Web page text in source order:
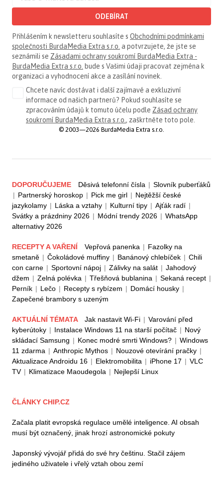
ODEBÍRAT
Přihlášením k newsletteru souhlasíte s Obchodními podmínkami
společnosti BurdaMedia Extra s.r.o. a potvrzujete, že jste se
seznámili se Zásadami ochrany soukromí BurdaMedia Extra -
BurdaMedia Extra s.r.o. bude s Vašimi údaji pracovat zejména k
organizaci a vyhodnocení akce a zasílání novinek.
Chcete navíc dostávat i další zajímavé a exkluzivní
informace od našich partnerů? Pokud souhlasíte se
zpracováním údajů k tomuto účelu podle Zásad ochrany
soukromí BurdaMedia Extra s.r.o. , zaškrtněte toto pole.
© 2003—2026 BurdaMedia Extra s.r.o.
DOPORUČUJEME Děsivá telefonní čísla | Slovník puberťáků
| Partnerský horoskop | Pick me girl | Nejtěžší české
jazykolamy | Láska a vztahy | Kulturní tipy | Ajťák radí |
Svátky a prázdniny 2026 | Módní trendy 2026 | WhatsApp
alternativy 2026
RECEPTY A VAŘENÍ Vepřová panenka | Fazolky na
smetaně | Čokoládové muffiny | Banánový chlebíček | Chili
con carne | Sportovní nápoj | Zálivky na salát | Jahodový
džem | Zelná polévka | Třešňová bublanina | Sekaná recept |
Perník | Lečo | Recepty s rybízem | Domácí housky |
Zapečené brambory s uzeným
AKTUÁLNÍ TÉMATA Jak nastavit Wi-Fi | Varování před
kyberútoky | Instalace Windows 11 na starší počítač | Nový
skládací Samsung | Konec modré smrti Windows? | Windows
11 zdarma | Anthropic Mythos | Nouzové otevírání pračky |
Aktualizace Androidu 16 | Elektromobilita | iPhone 17 | VLC
TV | Klimatizace Maoudegola | Nejlepší Linux
ČLÁNKY CHIP.CZ
Začala platit evropská regulace umělé inteligence. AI obsah
musí být označený, jinak hrozí astronomické pokuty
Japonský vývojář přidá do své hry češtinu. Stačil zájem
jediného uživatele i vřelý vztah obou zemí